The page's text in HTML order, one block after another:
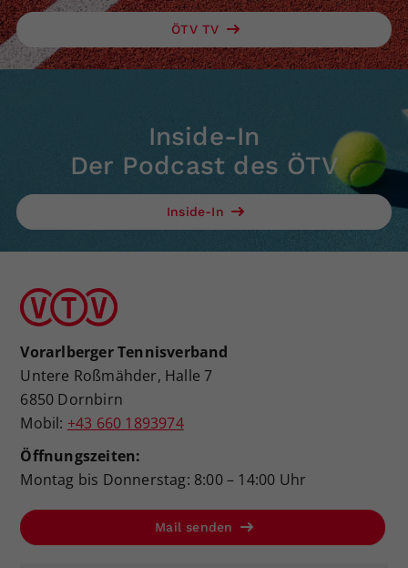
ÖTV TV
Inside-In
Der Podcast des ÖTV
Inside-In
Vorarlberger Tennisverband
Untere Roßmähder, Halle 7
6850 Dornbirn
Mobil: +43 660 1893974
Öffnungszeiten:
Montag bis Donnerstag: 8:00 – 14:00 Uhr
Mail senden